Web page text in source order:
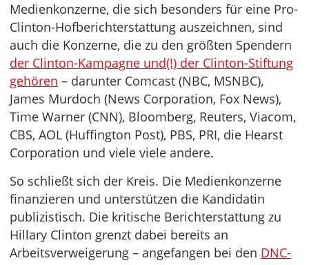
Medienkonzerne, die sich besonders für eine Pro-
Clinton-Hofberichterstattung auszeichnen, sind
auch die Konzerne, die zu den größten Spendern
der Clinton-Kampagne und(!) der Clinton-Stiftung
gehören – darunter Comcast (NBC, MSNBC),
James Murdoch (News Corporation, Fox News),
Time Warner (CNN), Bloomberg, Reuters, Viacom,
CBS, AOL (Huffington Post), PBS, PRI, die Hearst
Corporation und viele viele andere.
So schließt sich der Kreis. Die Medienkonzerne
finanzieren und unterstützen die Kandidatin
publizistisch. Die kritische Berichterstattung zu
Hillary Clinton grenzt dabei bereits an
Arbeitsverweigerung – angefangen bei den DNC-